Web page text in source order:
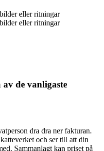
eller ritningar
eller ritningar
de vanligaste
dra dra ner fakturan.
och ser till att din
Sammanlagt kan priset på